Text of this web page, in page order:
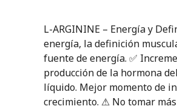
L-ARGININE – Energía y
energía, la definición
fuente de energía. ✅
producción de la hormona
líquido. Mejor momento de
crecimiento. ⚠ No tomar más